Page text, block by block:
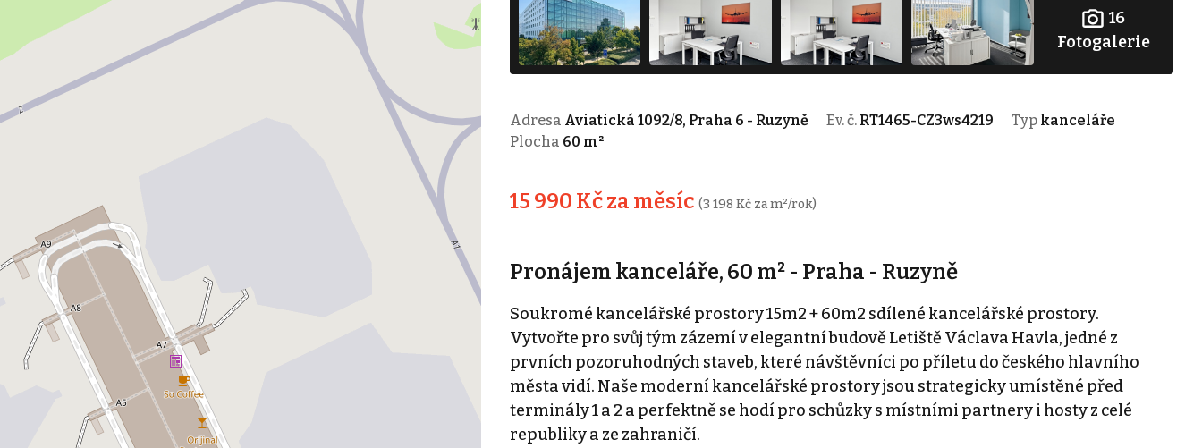
16
Fotogalerie
Adresa Aviatická 1092/8, Praha 6 - Ruzyně Ev. č. RT1465-CZ3ws4219 Typ kanceláře
Plocha 60 m²
15 990 Kč za měsíc (3 198 Kč za m²/rok)
Pronájem kanceláře, 60 m² - Praha - Ruzyně
Soukromé kancelářské prostory 15m2 + 60m2 sdílené kancelářské prostory.
Vytvořte pro svůj tým zázemí v elegantní budově Letiště Václava Havla, jedné z
prvních pozoruhodných staveb, které návštěvníci po příletu do českého hlavního
města vidí. Naše moderní kancelářské prostory jsou strategicky umístěné před
terminály 1 a 2 a perfektně se hodí pro schůzky s místními partnery i hosty z celé
republiky a ze zahraničí.